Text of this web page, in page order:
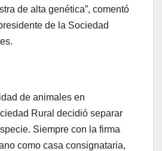
de alta genética”, comentó
de la Sociedad
de animales en
Rural decidió separar
Siempre con la firma
como casa consignataria,